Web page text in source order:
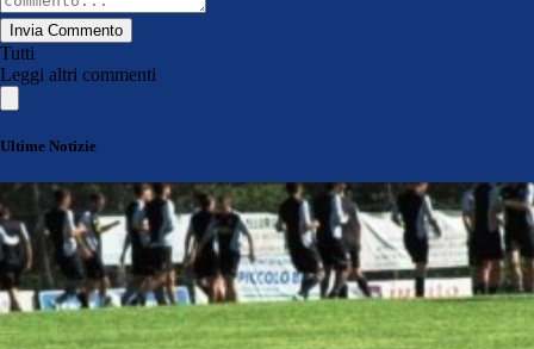
Invia Commento
Tutti
Leggi altri commenti
Ultime Notizie